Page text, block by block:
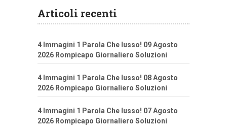
Articoli recenti
4 Immagini 1 Parola Che lusso! 09 Agosto
2026 Rompicapo Giornaliero Soluzioni
4 Immagini 1 Parola Che lusso! 08 Agosto
2026 Rompicapo Giornaliero Soluzioni
4 Immagini 1 Parola Che lusso! 07 Agosto
2026 Rompicapo Giornaliero Soluzioni